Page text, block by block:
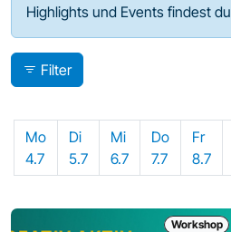
Highlights und Events findest du
Filter
Mo
4.7
Di
5.7
Mi
6.7
Do
7.7
Fr
8.7
Workshop